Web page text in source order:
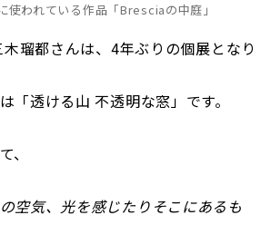
使われている作品「Bresciaの中庭」
瑠都さんは、4年ぶりの個展となり
「透ける山 不透明な窓」です。
、
空気、光を感じたりそこにあるも